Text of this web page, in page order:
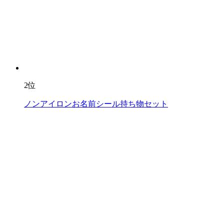
2位
ノンアイロンお名前シール持ち物セット